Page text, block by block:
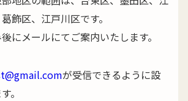
飾区、江戸川区です。
にメールにてご案内いたします。
が受信できるように設
。